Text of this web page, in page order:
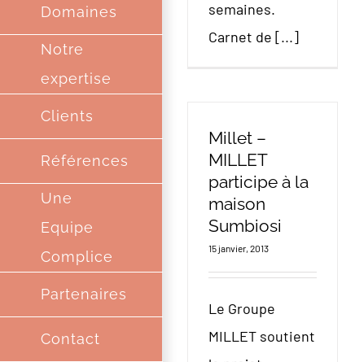
Domaines
Notre
expertise
Clients
Références
Une
Equipe
Complice
Partenaires
Contact
semaines.
Carnet de [...]
Millet –
MILLET
participe à la
maison
Sumbiosi
15 janvier, 2013
Le Groupe
MILLET soutient